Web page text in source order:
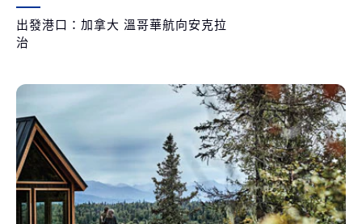
出發港口：加拿大 溫哥華航向安克拉
治